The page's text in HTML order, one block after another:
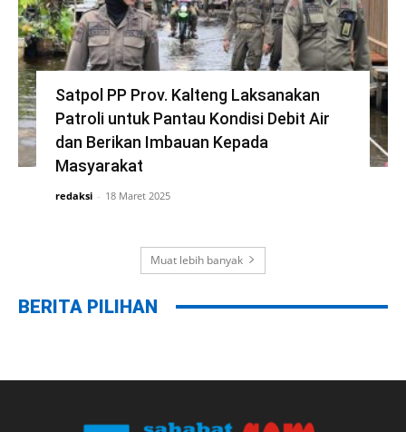
Satpol PP Prov. Kalteng Laksanakan
Patroli untuk Pantau Kondisi Debit Air
dan Berikan Imbauan Kepada
Masyarakat
redaksi - 18 Maret 2025
Muat lebih banyak
BERITA PILIHAN